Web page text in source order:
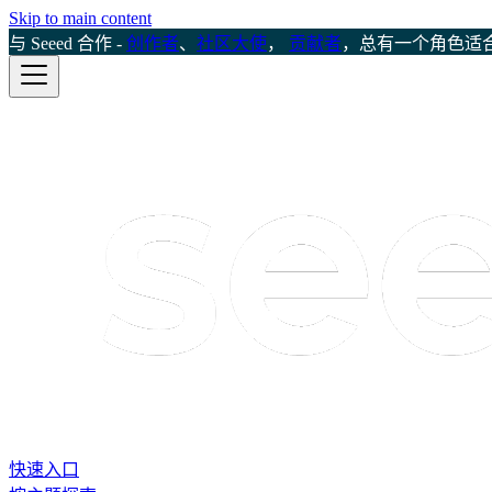
Skip to main content
与 Seeed 合作 - 创作者、 社区大使， 贡献者，总有一个角色适
快速入口